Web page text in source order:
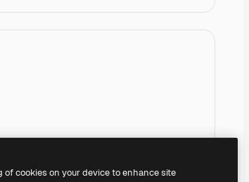
of cookies on your device to enhance site